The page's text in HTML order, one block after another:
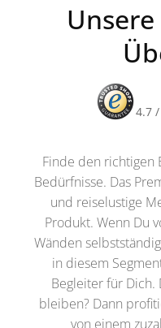
4.7
Finde den richtigen
Bedürfnisse. Das
und reiselustige
Produkt. Wenn Du
Wänden
in diesem
Begleiter für Dich.
bleiben? Dann
von einem